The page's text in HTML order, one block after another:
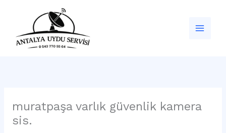
muratpaşa varlık güvenlik kamera
sis.